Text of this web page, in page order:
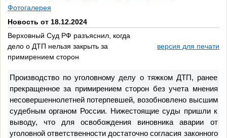
Фотогалерея
Новость от 18.12.2024
Верховный Суд РФ разъяснил, когда
дело о ДТП нельзя закрыть за
примирением сторон
версия для печати
Производство по уголовному делу о тяжком ДТП, ранее
прекращенное за примирением сторон без учета мнения
несовершеннолетней потерпевшей, возобновлено высшим
судебным органом России. Нижестоящие суды пришли к
выводу, что для освобождения виновника аварии от
уголовной ответственности достаточно согласия законного